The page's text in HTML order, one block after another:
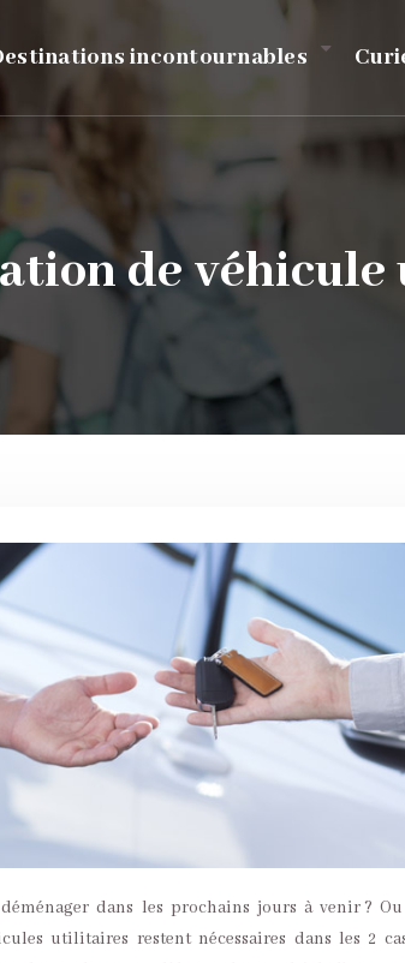
incontournables
de
dans les prochains jours à venir ?
utilitaires restent nécessaires dans les 2